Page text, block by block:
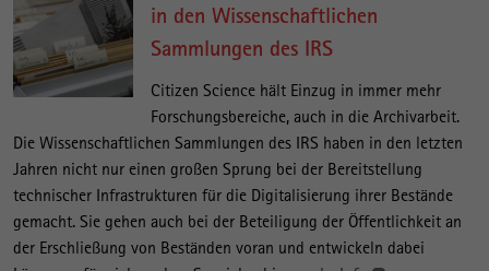
in den Wissenschaftlichen
Sammlungen des IRS
Citizen Science hält Einzug in immer mehr
Forschungsbereiche, auch in die Archivarbeit.
Die Wissenschaftlichen Sammlungen des IRS haben in den letzten
Jahren nicht nur einen großen Sprung bei der Bereitstellung
technischer Infrastrukturen für die Digitalisierung ihrer Bestände
gemacht. Sie gehen auch bei der Beteiligung der Öffentlichkeit an
der Erschließung von Beständen voran und entwickeln dabei